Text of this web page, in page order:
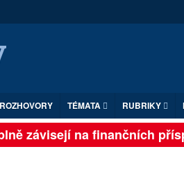
ROZHOVORY TÉMATA RUBRIKY
závisejí na finančních